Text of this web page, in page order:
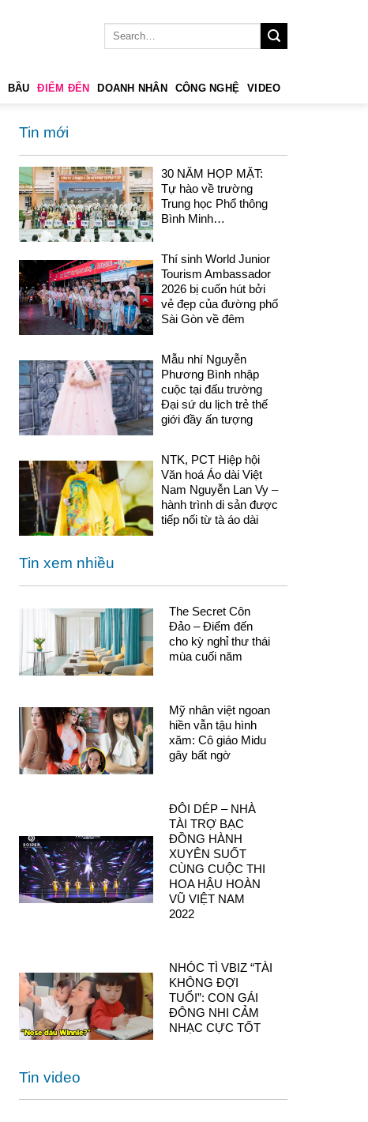
BẦU ĐIỂM ĐẾN DOANH NHÂN CÔNG NGHỆ VIDEO
Tin mới
30 NĂM HỌP MẶT:
Tự hào về trường
Trung học Phổ thông
Bình Minh…
Thí sinh World Junior
Tourism Ambassador
2026 bị cuốn hút bởi
vẻ đẹp của đường phố
Sài Gòn về đêm
Mẫu nhí Nguyễn
Phương Bình nhập
cuộc tại đấu trường
Đại sứ du lịch trẻ thế
giới đầy ấn tượng
NTK, PCT Hiệp hội
Văn hoá Áo dài Việt
Nam Nguyễn Lan Vy –
hành trình di sản được
tiếp nối từ tà áo dài
Tin xem nhiều
The Secret Côn
Đảo – Điểm đến
cho kỳ nghỉ thư thái
mùa cuối năm
Mỹ nhân việt ngoan
hiền vẫn tậu hình
xăm: Cô giáo Midu
gây bất ngờ
ĐÔI DÉP – NHÀ
TÀI TRỢ BẠC
ĐỒNG HÀNH
XUYÊN SUỐT
CÙNG CUỘC THI
HOA HẬU HOÀN
VŨ VIỆT NAM
2022
NHÓC TÌ VBIZ “TÀI
KHÔNG ĐỢI
TUỔI”: CON GÁI
ĐÔNG NHI CẢM
NHẠC CỰC TỐT
Tin video